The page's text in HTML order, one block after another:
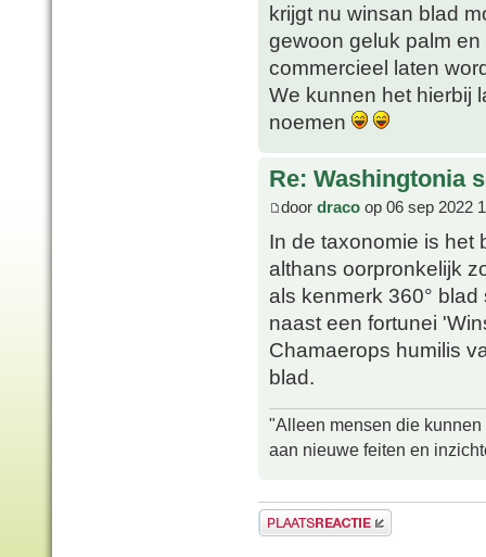
krijgt nu winsan blad
gewoon geluk palm
commercieel laten
We kunnen het hierbij
noemen
Re: Washingtonia
door draco op 06 sep 2022
In de taxonomie is het
althans oorpronkelijk
als kenmerk 360°
naast een fortunei
Chamaerops humilis
blad.
"Alleen mensen die
aan nieuwe feiten en
Plaats een reactie